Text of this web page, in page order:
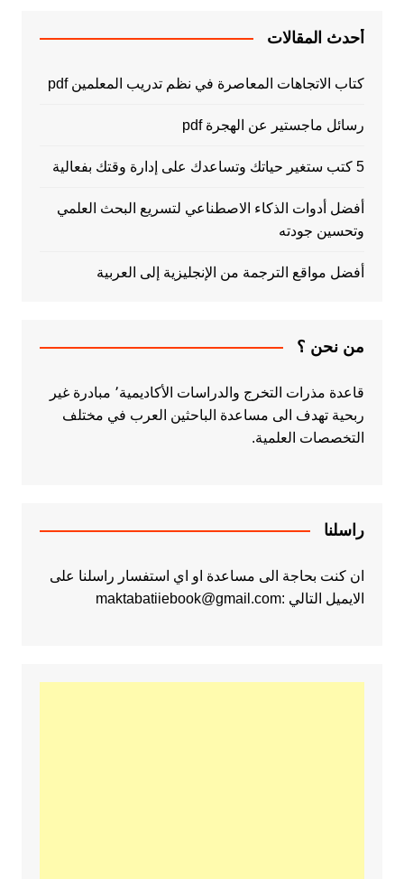
أحدث المقالات
كتاب الاتجاهات المعاصرة في نظم تدريب المعلمين pdf
رسائل ماجستير عن الهجرة pdf
5 كتب ستغير حياتك وتساعدك على إدارة وقتك بفعالية
أفضل أدوات الذكاء الاصطناعي لتسريع البحث العلمي
وتحسين جودته
أفضل مواقع الترجمة من الإنجليزية إلى العربية
من نحن ؟
قاعدة مذرات التخرج والدراسات الأكاديمية٬ مبادرة غير
ربحية تهدف الى مساعدة الباحثين العرب في مختلف
التخصصات العلمية.
راسلنا
ان كنت بحاجة الى مساعدة او اي استفسار راسلنا على
الايميل التالي :maktabatiiebook@gmail.com